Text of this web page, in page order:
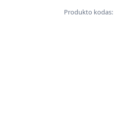
Produkto kodas: